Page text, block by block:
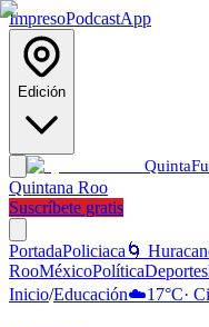
ImpresoPodcastApp
Edición
Quinta
Quintana Roo
Suscríbete gratis
PortadaPoliciaca 🌀
RooMéxicoPolíticaDeportes
Inicio/Educación☁️17°C·